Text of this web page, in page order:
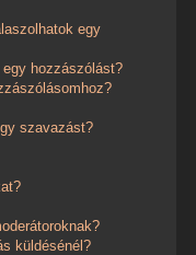
egy
hozzászólást?
szavazást?
küldésénél?